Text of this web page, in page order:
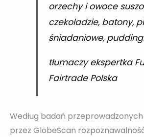
orzechy i owoce
czekoladzie, batony,
śniadaniowe,
tłumaczy ekspertka
Fairtrade Polska
Według badań przeprowadzonych
przez GlobeScan